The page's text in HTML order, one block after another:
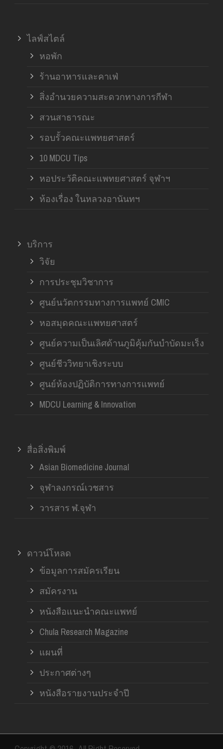
ไลฟ์สไตล์
หอพัก
ร้านอาหารและคาเฟ่
สิ่งอำนวยความสะดวกทางการกีฬา
สวนสาธารณะ
รอบรั้วคณะแพทยศาสตร์
10 MDCU Tips
หอประวัติคณะแพทยศาสตร์ จุฬาฯ
ห้องเรื่อง ในหลวงอานันทฯ
บริการ
วิจัย
การประชุมวิชาการ
ศูนย์นวัตกรรมทางการแพทย์ CMIC
หอสมุดคณะแพทยศาสตร์
ศูนย์ความเป็นเลิศด้านภูมิคุ้มกันบำบัดมะเร็ง
ศูนย์ชีววิทยาเชิงระบบ
ศูนย์ห้องปฏิบัติการทางการแพทย์
MDCU Learning & Innovation
สื่อสิ่งพิมพ์
Asian Biomedicine Journal
จุฬาลงกรณ์เวชสาร
วารสาร ฬ.จุฬา
ดาวน์โหลด
ข้อมูลการสมัครเรียน
สมัครงาน
หนังสือแนะนำคณะแพทย์
Chula Research Magazine
แผนที่
ประกาศต่างๆ
หนังสือรายงานประจำปี